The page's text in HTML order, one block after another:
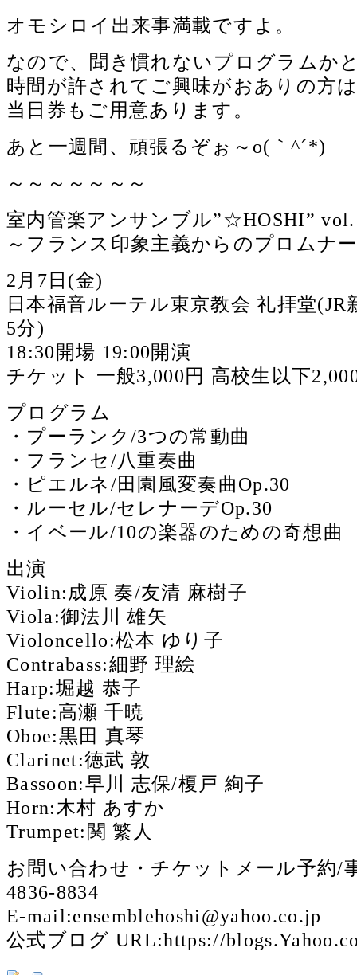
オモシロイ出来事満載ですよ。
なので、聞き慣れないプログラムか
時間が許されてご興味がおありの方
当日券もご用意あります。
あと一週間、頑張るぞぉ～o(｀^´*)
～～～～～～～
室内管楽アンサンブル”☆HOSHI”
～フランス印象主義からのプロムナ
2月7日(金)
日本福音ルーテル東京教会 礼拝堂(JR
5分)
18:30開場 19:00開演
チケット 一般3,000円 高校生以下
プログラム
・プーランク/3つの常動曲
・フランセ/八重奏曲
・ピエルネ/田園風変奏曲Op.30
・ルーセル/セレナーデOp.30
・イベール/10の楽器のための奇想曲
出演
Violin:成原 奏/友清 麻樹子
Viola:御法川 雄矢
Violoncello:松本 ゆり子
Contrabass:細野 理絵
Harp:堀越 恭子
Flute:高瀬 千暁
Oboe:黒田 真琴
Clarinet:徳武 敦
Bassoon:早川 志保/榎戸 絢子
Horn:木村 あすか
Trumpet:関 繁人
お問い合わせ・チケットメール予約/
4836-8834
E-mail:ensemblehoshi@yahoo.co.jp
公式ブログ URL:https://